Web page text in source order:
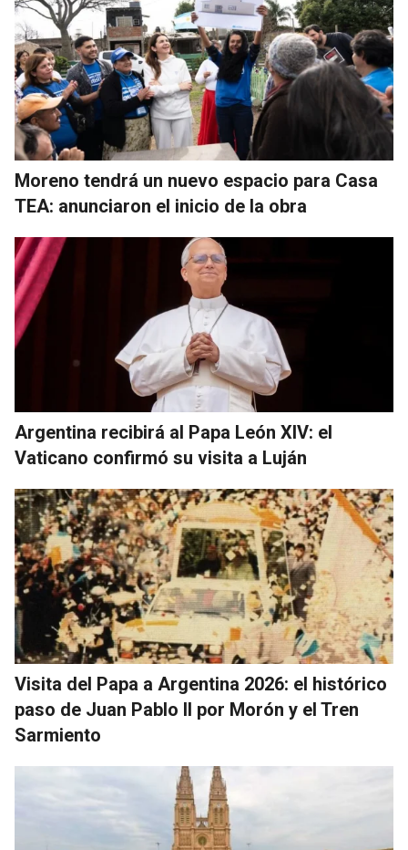
Moreno tendrá un nuevo espacio para Casa
TEA: anunciaron el inicio de la obra
Argentina recibirá al Papa León XIV: el
Vaticano confirmó su visita a Luján
Visita del Papa a Argentina 2026: el histórico
paso de Juan Pablo II por Morón y el Tren
Sarmiento